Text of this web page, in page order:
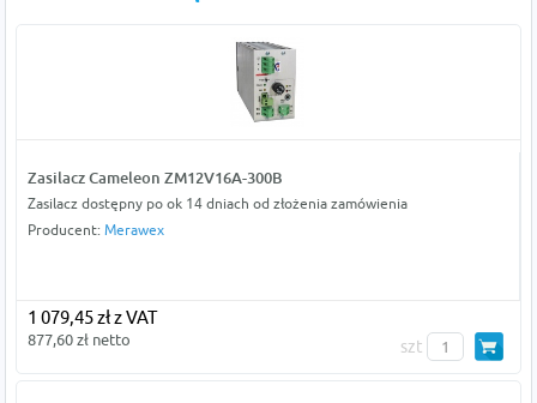
Zasilacz Cameleon ZM12V16A-300B
Zasilacz dostępny po ok 14 dniach od złożenia zamówienia
Producent: Merawex
1 079,45 zł z VAT
877,60 zł netto szt